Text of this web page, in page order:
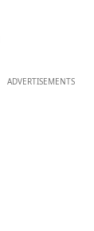
ADVERTISEMENTS